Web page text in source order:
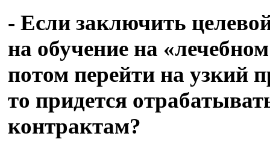
- Если заключить
на обучение на
потом перейти на узкий
то придется
контрактам?